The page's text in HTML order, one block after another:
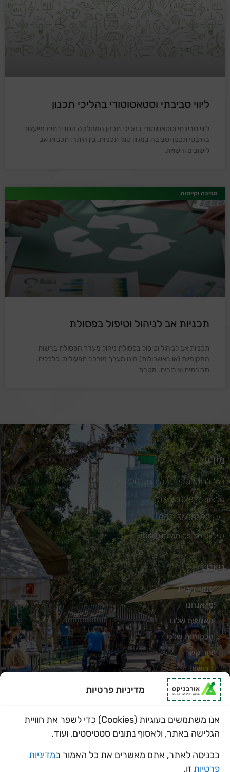
מדיניות פרטיות
אנו משתמשים בעוגיות (Cookies) כדי לשפר את חוויית
הגלישה באתר, ולאסוף נתונים סטטיסטים, ועוד.
בכניסה לאתר, אתם מאשרים את כל האמור במדיניות
פרטיות זו.
ליווי סביבתי וסטאטוטורי בהליכי תכנון
ליווי סביבתי וסטאטוטורי בהליכי תכנון המחלקה הסביבתית מייעצת
בהיבטי תכנון וסביבה במגוון סוגי תכניות, בין היתר: תכניות אב
לישובים ורשויות,
סביבה וקיימות
תכניות אב לניהול וטיפול בפסולת
תכניות אב לניהול וטיפול בפסולת ניהול מערך הפסולת ברשות
המקומיות (או באשכולות) הינו מערך מורכב תפעולית, כלכלית,
סביבתית וציבורית. מטרת
מידע
רח' ז'בוטינסקי 1, רמת גן, 5252001
טלפון: 03-6102826
נייד: 052-3608692
מייל: iris@urbanics.co.il
ניווט
עמוד הבית
מי אנחנו
האנשים שלנו
הלקוחות שלנו
צור קשר
דרושים
מדיניות פרטיות
סביבה וקיימות